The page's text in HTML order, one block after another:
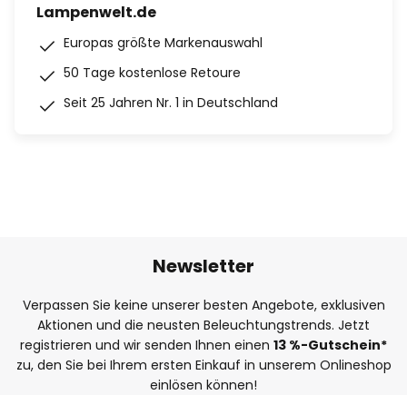
Lampenwelt.de
Europas größte Markenauswahl
50 Tage kostenlose Retoure
Seit 25 Jahren Nr. 1 in Deutschland
Newsletter
Verpassen Sie keine unserer besten Angebote, exklusiven
Aktionen und die neusten Beleuchtungstrends. Jetzt
registrieren und wir senden Ihnen einen 13 %-Gutschein*
zu, den Sie bei Ihrem ersten Einkauf in unserem Onlineshop
einlösen können!